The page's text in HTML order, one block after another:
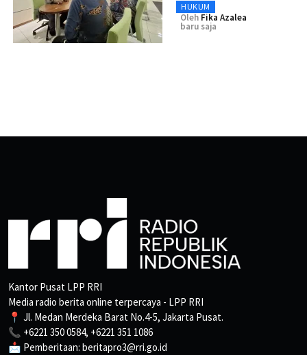
HUKUM
Oleh Fika Azalea
baru saja
Kantor Pusat LPP RRI
Media radio berita online terpercaya - LPP RRI
📍 Jl. Medan Merdeka Barat No.4-5, Jakarta Pusat.
📞 +6221 350 0584, +6221 351 1086
📩 Pemberitaan: beritapro3@rri.go.id